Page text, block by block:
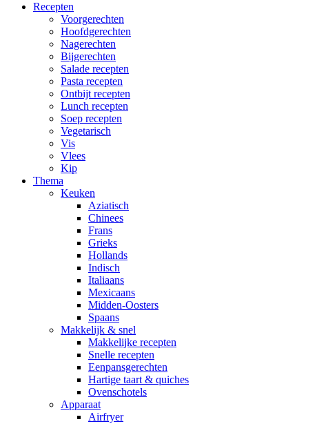
Recepten
Voorgerechten
Hoofdgerechten
Nagerechten
Bijgerechten
Salade recepten
Pasta recepten
Ontbijt recepten
Lunch recepten
Soep recepten
Vegetarisch
Vis
Vlees
Kip
Thema
Keuken
Aziatisch
Chinees
Frans
Grieks
Hollands
Indisch
Italiaans
Mexicaans
Midden-Oosters
Spaans
Makkelijk & snel
Makkelijke recepten
Snelle recepten
Eenpansgerechten
Hartige taart & quiches
Ovenschotels
Apparaat
Airfryer